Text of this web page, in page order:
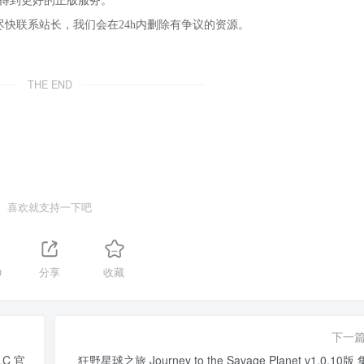
联系站长，我们会在24h内删除有争议的资源。
THE END
喜欢就支持一下吧
分享 收藏
官
下一篇
狂野星球之旅 Journey to the Savage Planet v1.0.10版